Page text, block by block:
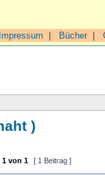
Impressum Bücher|
)
1 von 1 [ 1 Beitrag ]